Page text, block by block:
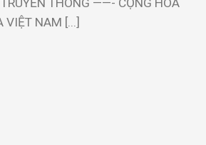
THÔNG ——- CỘNG HÒA
VIỆT NAM [...]